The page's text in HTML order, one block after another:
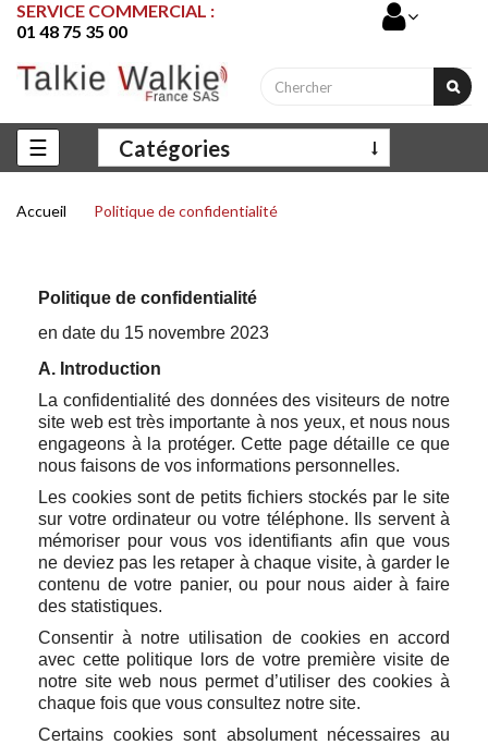
SERVICE COMMERCIAL :
01 48 75 35 00
Catégories
Basculer
la
☰
Accueil Politique de confidentialité
Politique de confidentialité
en date du 15 novembre 2023
A. Introduction
La confidentialité des données des visiteurs de notre
site web est très importante à nos yeux, et nous nous
engageons à la protéger. Cette page détaille ce que
nous faisons de vos informations personnelles.
Les cookies sont de petits fichiers stockés par le site
sur votre ordinateur ou votre téléphone. Ils servent à
mémoriser pour vous vos identifiants afin que vous
ne deviez pas les retaper à chaque visite, à garder le
contenu de votre panier, ou pour nous aider à faire
des statistiques.
Consentir à notre utilisation de cookies en accord
avec cette politique lors de votre première visite de
notre site web nous permet d’utiliser des cookies à
chaque fois que vous consultez notre site.
Certains cookies sont absolument nécessaires au